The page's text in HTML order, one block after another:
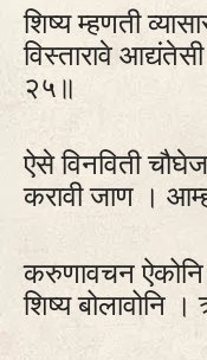
शिष्य म्हणती
विस्तारावे
२५॥
ऐसे विनविती
करावी जाण ।
करुणावचन
शिष्य बोलावोनि